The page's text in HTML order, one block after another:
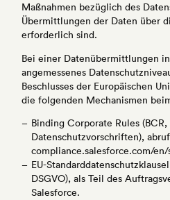
Maßnahmen bezüglich des
Übermittlungen der Daten über
erforderlich sind.
Bei einer Datenübermittlungen
angemessenes
Beschlusses der Europäischen
die folgenden Mechanismen
Binding Corporate Rules
Datenschutzvorschriften),
compliance.salesforce.com/
EU-
DSGVO), als Teil des
Salesforce.